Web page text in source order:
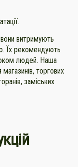
вони витримують
Їх рекомендують
людей. Наша
торгових
заміських